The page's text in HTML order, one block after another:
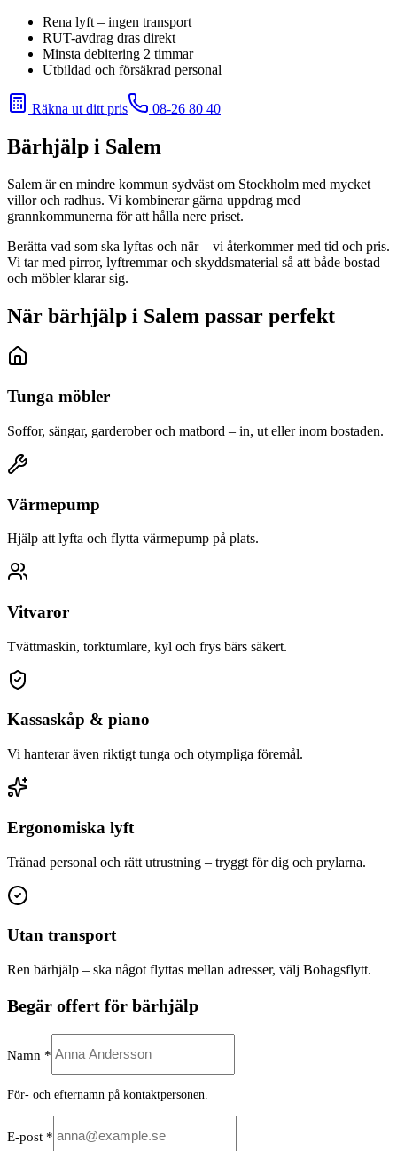
Rena lyft – ingen transport
RUT-avdrag dras direkt
Minsta debitering 2 timmar
Utbildad och försäkrad personal
Räkna ut ditt pris 08-26 80 40
Bärhjälp i Salem
Salem är en mindre kommun sydväst om Stockholm med mycket
villor och radhus. Vi kombinerar gärna uppdrag med
grannkommunerna för att hålla nere priset.
Berätta vad som ska lyftas och när – vi återkommer med tid och pris.
Vi tar med pirror, lyftremmar och skyddsmaterial så att både bostad
och möbler klarar sig.
När bärhjälp i Salem passar perfekt
Tunga möbler
Soffor, sängar, garderober och matbord – in, ut eller inom bostaden.
Värmepump
Hjälp att lyfta och flytta värmepump på plats.
Vitvaror
Tvättmaskin, torktumlare, kyl och frys bärs säkert.
Kassaskåp & piano
Vi hanterar även riktigt tunga och otympliga föremål.
Ergonomiska lyft
Tränad personal och rätt utrustning – tryggt för dig och prylarna.
Utan transport
Ren bärhjälp – ska något flyttas mellan adresser, välj Bohagsflytt.
Begär offert för bärhjälp
Namn *
För- och efternamn på kontaktpersonen.
E-post *